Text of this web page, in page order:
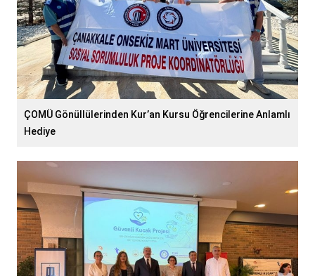
ÇOMÜ Gönüllülerinden Kur’an Kursu Öğrencilerine Anlamlı
Hediye